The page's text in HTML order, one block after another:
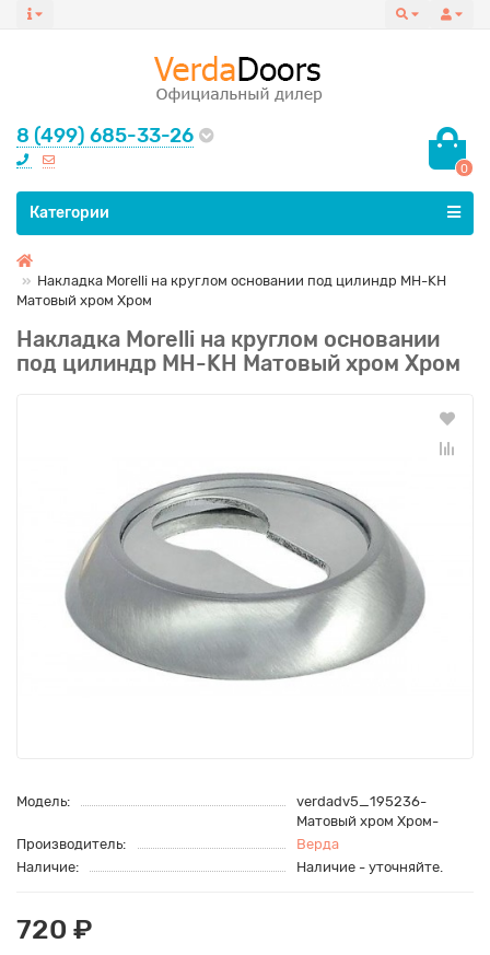
8 (499) 685-33-26
0
Все категории
Категории
Накладка Morelli на круглом основании под цилиндр MH-KH
Матовый хром Хром
Накладка Morelli на круглом основании
под цилиндр MH-KH Матовый хром Хром
Модель:
verdadv5_195236-
Матовый хром Хром-
Производитель:
Верда
Наличие:
Наличие - уточняйте.
720 ₽